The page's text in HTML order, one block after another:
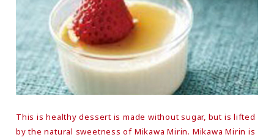
This is healthy dessert is made without sugar, but is lifted
by the natural sweetness of Mikawa Mirin. Mikawa Mirin is